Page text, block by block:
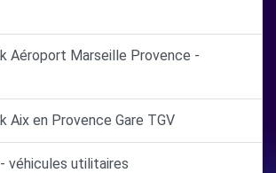
Aéroport Marseille Provence -
Aix en Provence Gare TGV
véhicules utilitaires